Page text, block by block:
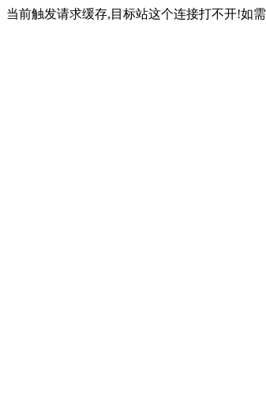
当前触发请求缓存,目标站这个连接打不开!如